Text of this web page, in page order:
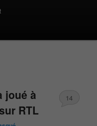
joué à
RTL
14